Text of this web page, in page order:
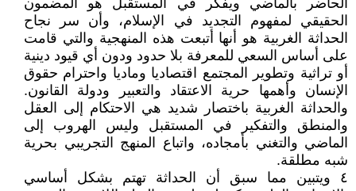
الحاضر بالماضي ويفكر في المستقبل هو المضمون
الحقيقي لمفهوم التجديد في الإسلام، وأن سر نجاح
الحداثة الغربية هو أنها أتبعت هذه المنهجية والتي قامت
على أساس السعي للمعرفة بلا حدود ودون أي قيود دينية
أو تراثية وتطوير المجتمع اقتصاديا وماديا واحترام حقوق
الإنسان وأهمها حرية الاعتقاد والتعبير ودولة القانون.
والحداثة الغربية باختصار شديد هي الاحتكام إلى العقل
والمنطق والتفكير في المستقبل وليس الهروب إلى
الماضي والتغني بأمجاده، واتباع المنهج التجريبي بحرية
شبه مطلقة.
٤ ويتبين مما سبق أن الحداثة تهتم بشكل أساسي